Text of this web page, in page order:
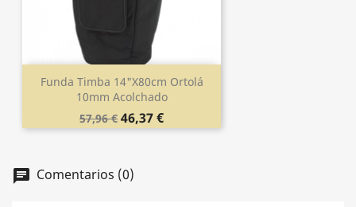
Funda Timba 14"x80cm Ortolá
10mm Acolchado
57,96 € 46,37 €
chat Comentarios (0)